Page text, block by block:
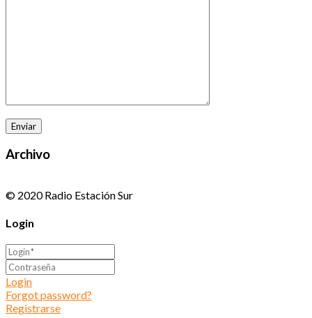
Archivo
© 2020 Radio Estación Sur
Login
Login
Forgot password?
Registrarse